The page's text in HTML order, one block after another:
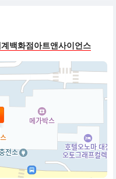
백화점아트앤사이언스